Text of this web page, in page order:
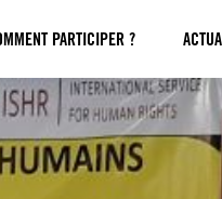
PARTICIPER ?